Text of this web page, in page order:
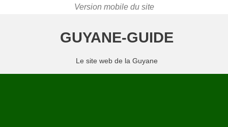
GUYANE-GUIDE
Le site web de la Guyane